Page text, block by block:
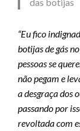
das botijas
“Eu fico
botijas de gás
pessoas se
não pegam e
a desgraça dos
passando por
revoltada com